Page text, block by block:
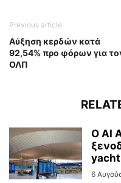
Previous article
Αύξηση κερδών κατά
92,54% προ φόρων για
ΟΛΠ
Ο AI
6